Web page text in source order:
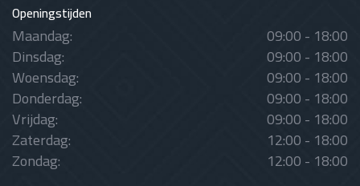
Openingstijden
Maandag: 09:00 - 18:00
Dinsdag: 09:00 - 18:00
Woensdag: 09:00 - 18:00
Donderdag: 09:00 - 18:00
Vrijdag: 09:00 - 18:00
Zaterdag: 12:00 - 18:00
Zondag: 12:00 - 18:00